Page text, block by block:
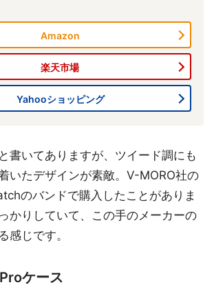
Amazon
楽天市場
Yahooショッピング
書いてありますが、ツイード調にも
いたデザインが素敵。V-MORO社の
のバンドで購入したことがありま
かりしていて、この手のメーカーの
感じです。
ケース